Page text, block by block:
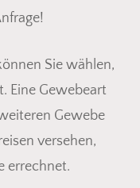
Sie wählen,
Eine Gewebeart
Gewebe
versehen,
errechnet.